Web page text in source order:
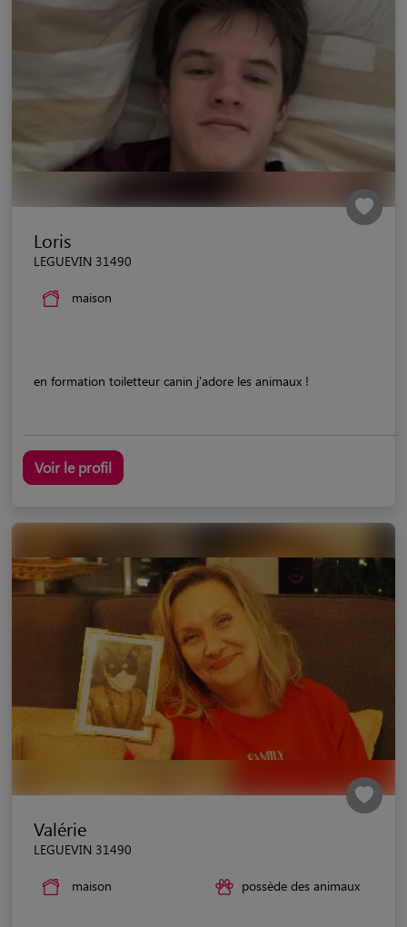
Loris
LEGUEVIN 31490
maison
en formation toiletteur canin j'adore les animaux !
Voir le profil
Valérie
LEGUEVIN 31490
maison possède des animaux